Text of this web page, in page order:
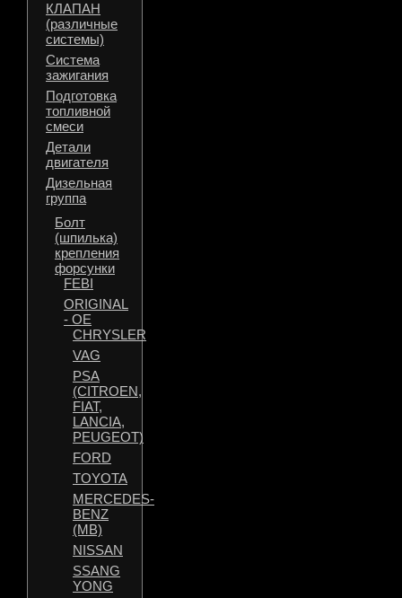
КЛАПАН
(различные
системы)
Система
зажигания
Подготовка
топливной
смеси
Детали
двигателя
Дизельная
группа
Болт
(шпилька)
крепления
форсунки
FEBI
ORIGINAL
- OE
CHRYSLER
VAG
PSA
(CITROEN,
FIAT,
LANCIA,
PEUGEOT)
FORD
TOYOTA
MERCEDES-
BENZ
(MB)
NISSAN
SSANG
YONG